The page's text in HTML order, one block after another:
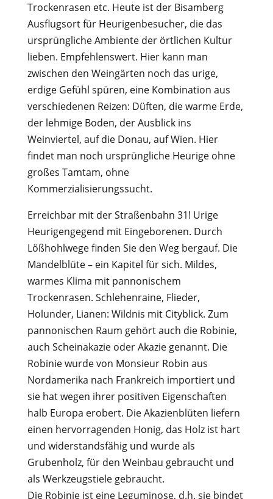
Trockenrasen etc. Heute ist der Bisamberg
Ausflugsort für Heurigenbesucher, die das
ursprüngliche Ambiente der örtlichen Kultur
lieben. Empfehlenswert. Hier kann man
zwischen den Weingärten noch das urige,
erdige Gefühl spüren, eine Kombination aus
verschiedenen Reizen: Düften, die warme Erde,
der lehmige Boden, der Ausblick ins
Weinviertel, auf die Donau, auf Wien. Hier
findet man noch ursprüngliche Heurige ohne
großes Tamtam, ohne
Kommerzialisierungssucht.
Erreichbar mit der Straßenbahn 31! Urige
Heurigengegend mit Eingeborenen. Durch
Lößhohlwege finden Sie den Weg bergauf. Die
Mandelblüte – ein Kapitel für sich. Mildes,
warmes Klima mit pannonischem
Trockenrasen. Schlehenraine, Flieder,
Holunder, Lianen: Wildnis mit Cityblick. Zum
pannonischen Raum gehört auch die Robinie,
auch Scheinakazie oder Akazie genannt. Die
Robinie wurde von Monsieur Robin aus
Nordamerika nach Frankreich importiert und
sie hat wegen ihrer positiven Eigenschaften
halb Europa erobert. Die Akazienblüten liefern
einen hervorragenden Honig, das Holz ist hart
und widerstandsfähig und wurde als
Grubenholz, für den Weinbau gebraucht und
als Werkzeugstiele gebraucht.
Die Robinie ist eine Leguminose, d.h. sie bindet